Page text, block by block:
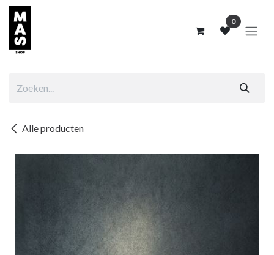
Overslaan naar inhoud
0
Alle producten